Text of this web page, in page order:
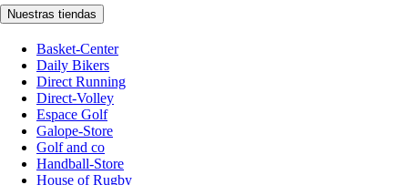
Nuestras tiendas
Basket-Center
Daily Bikers
Direct Running
Direct-Volley
Espace Golf
Galope-Store
Golf and co
Handball-Store
House of Rugby